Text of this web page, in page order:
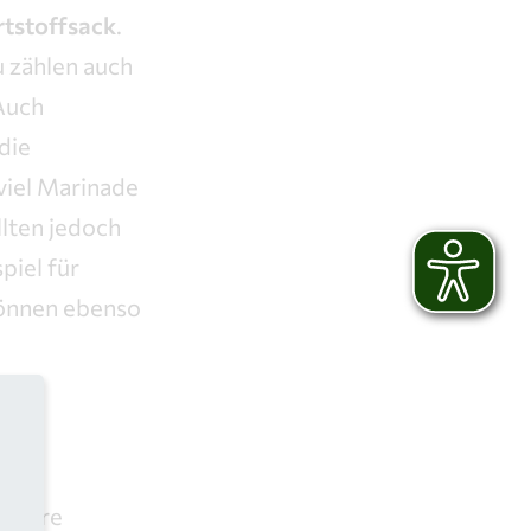
.
auch
Marinade
jedoch
für
ebenso
leere